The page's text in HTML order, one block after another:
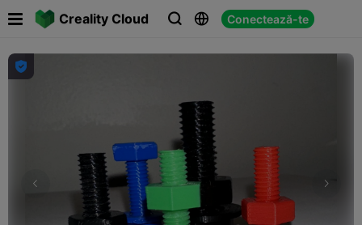
Creality Cloud   Conectează-te
 
